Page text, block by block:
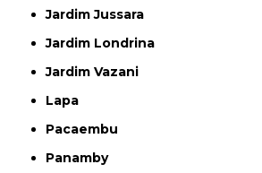
Jardim Jussara
Jardim Londrina
Jardim Vazani
Lapa
Pacaembu
Panamby